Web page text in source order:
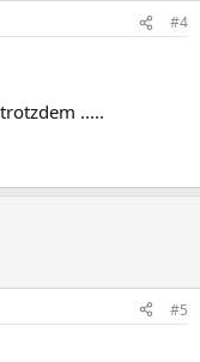
#4
.....
#5